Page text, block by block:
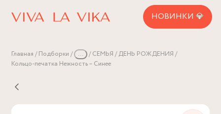
НОВИНКИ 💎
Главная Подборки ... СЕМЬЯ
ДЕНЬ РОЖДЕНИЯ
Кольцо-печатка Нежность – Синее